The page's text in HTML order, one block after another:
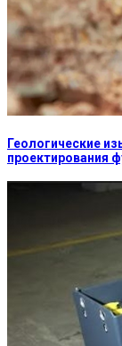
Геологические
проектирования